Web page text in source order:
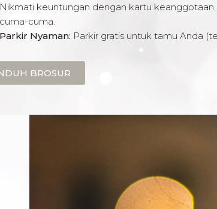
Nikmati keuntungan dengan kartu keanggotaan
cuma-cuma.
Parkir Nyaman: Parkir gratis untuk tamu Anda
BROSUR